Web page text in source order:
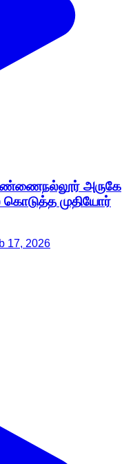
அருகே
முதியோர்
17, 2026